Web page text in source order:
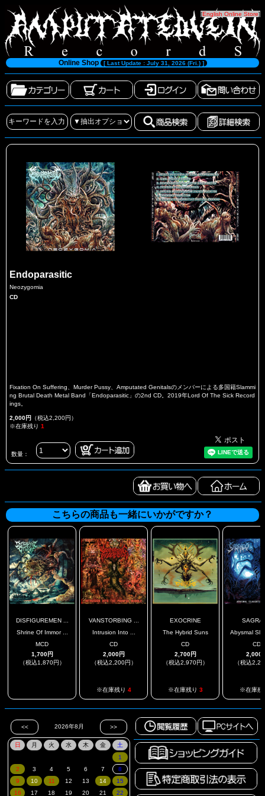
[English Online Store]
Online Shop [ Last Update : July 31, 2026 (Fri.) ]
Endoparasitic
Neozygomia
CD
Fixation On Suffering、Murder Pussy、Amputated Genitalsのメンバーによる多国籍Slammi
ng Brutal Death Metal Band「Endoparasitic」の2nd CD。2019年Lord Of The Sick Record
ings。
2,000円 （税込2,200円）
※在庫残り 1
数量：
こちらの商品も一緒にいかがですか？
DISFIGUREMEN ...
Shrine Of Immor ...
MCD
1,700円
（税込1,870円）
VANSTORBING ...
Intrusion Into ...
CD
2,000円
（税込2,200円）
※在庫残り 4
EXOCRINE
The Hybrid Suns
CD
2,700円
（税込2,970円）
※在庫残り 3
Abysmal
CD
2,000
（税込
※在庫残